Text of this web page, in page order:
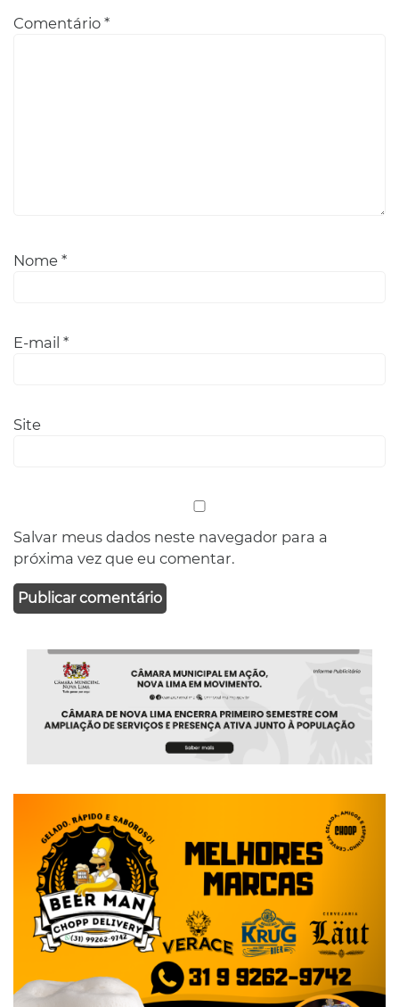
Comentário *
Nome *
E-mail *
Site
Salvar meus dados neste navegador para a
próxima vez que eu comentar.